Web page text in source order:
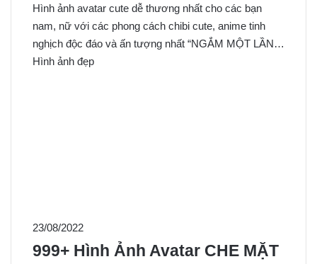
Hình ảnh avatar cute dễ thương nhất cho các bạn
nam, nữ với các phong cách chibi cute, anime tinh
nghịch độc đáo và ấn tượng nhất “NGẮM MỘT LẦN…
Hình ảnh đẹp
23/08/2022
999+ Hình Ảnh Avatar CHE MẶT